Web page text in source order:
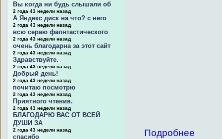
Вы когда ни будь слышали об
2 года 43 недели назад
А Яндекс диск на что? с него
2 года 43 недели назад
всю сераю фапнтастического
2 года 43 недели назад
очень благодарна за этот сайт
2 года 43 недели назад
Здравствуйте.
2 года 43 недели назад
Добрый день!
2 года 43 недели назад
почитаю посмотрю
2 года 43 недели назад
Приятного чтения.
2 года 43 недели назад
БЛАГОДАРЮ ВАС ОТ ВСЕЙ
ДУШИ ЗА
2 года 43 недели назад
спасибо
Подробнее